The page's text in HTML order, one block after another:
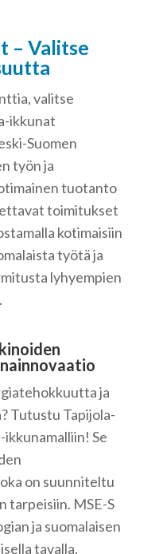
– Valitse
valitse
ikkunat
Suomen
työn ja
tuotanto
toimitukset
kotimaisiin
työtä ja
lyhyempien
ja
Tutustu Tapijola-
Se
on suunniteltu
tarpeisiin. MSE-S
ja suomalaisen
tavalla,